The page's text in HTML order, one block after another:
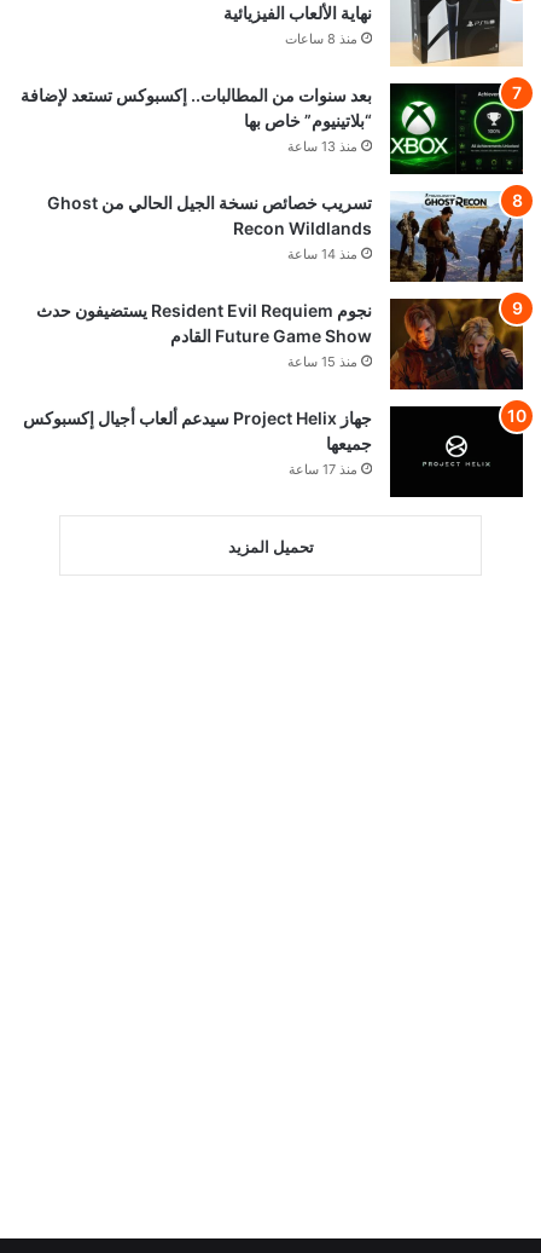
نهاية الألعاب الفيزيائية
منذ 8 ساعات
بعد سنوات من المطالبات.. إكسبوكس تستعد لإضافة
“بلاتينيوم” خاص بها
منذ 13 ساعة
تسريب خصائص نسخة الجيل الحالي من Ghost
Recon Wildlands
منذ 14 ساعة
نجوم Resident Evil Requiem يستضيفون حدث
Future Game Show القادم
منذ 15 ساعة
جهاز Project Helix سيدعم ألعاب أجيال إكسبوكس
جميعها
منذ 17 ساعة
تحميل المزيد